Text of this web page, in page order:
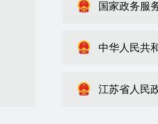
国家政务服
中华人民共
江苏省人民